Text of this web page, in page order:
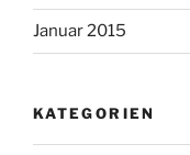
Januar 2015
KATEGORIEN